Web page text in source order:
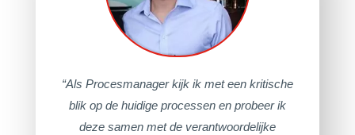
“Als Procesmanager kijk ik met een kritische
blik op de huidige processen en probeer ik
deze samen met de verantwoordelijke